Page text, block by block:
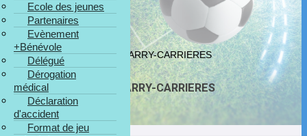
Ecole des jeunes
Partenaires
Evènement
+Bénévole
Délégué
Dérogation
médical
Déclaration
d'accident
Format de jeu
- AC BARRY-CARRIERES